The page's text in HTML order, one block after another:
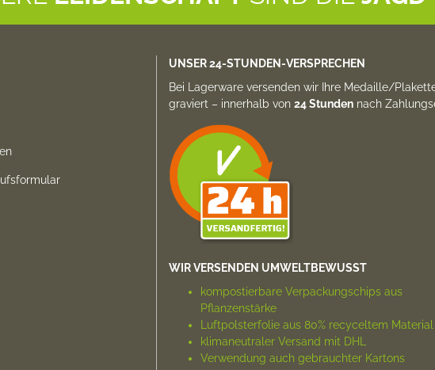
UNSER 24-STUNDEN-VERSPRECHEN
Bei Lagerware versenden wir Ihre Medaille/
graviert – innerhalb von24 Stunden nach
WIR VERSENDEN UMWELTBEWUSST
kompostierbare Verpackungs­chips aus
Pflanzenstärke
Luftpolsterfolie aus 80% recyceltem Material
klimaneutraler Versand mit DHL
Verwendung auch gebrauchter Kartons